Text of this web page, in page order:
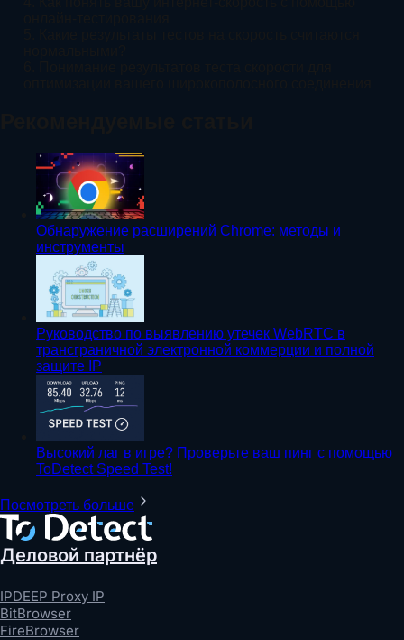
Обнаружение расширений Chrome: методы и
инструменты
Руководство по выявлению утечек WebRTC в
трансграничной электронной коммерции и полной
защите IP
Высокий лаг в игре? Проверьте ваш пинг с помощью
ToDetect Speed Test!
Посмотреть больше
Деловой партнёр
IPDEEP Proxy IP
BitBrowser
FireBrowser